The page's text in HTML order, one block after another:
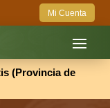
Mi Cuenta
(Provincia de